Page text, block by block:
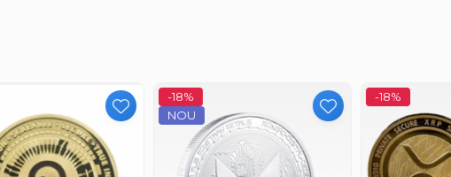
-18%
NOU
-18%